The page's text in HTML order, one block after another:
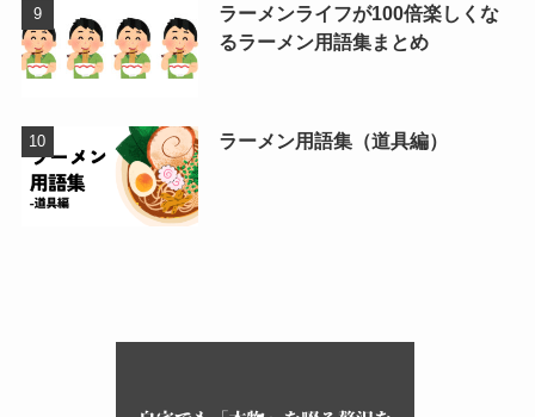
ラーメンライフが100倍楽しくな
るラーメン用語集まとめ
ラーメン用語集（道具編）